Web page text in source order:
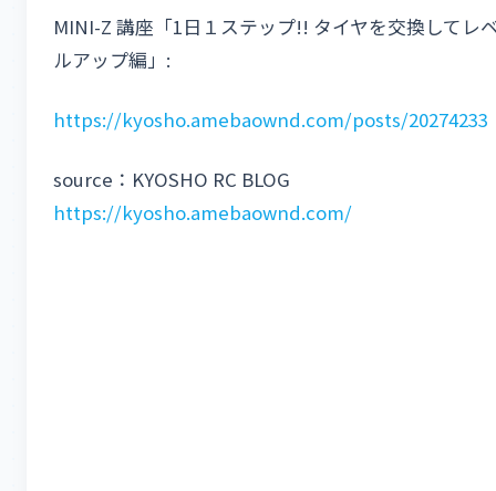
MINI-Z 講座「1日１ステップ!! タイヤを交換してレ
ルアップ編」:
https://kyosho.amebaownd.com/posts/20274233
source：KYOSHO RC BLOG
https://kyosho.amebaownd.com/